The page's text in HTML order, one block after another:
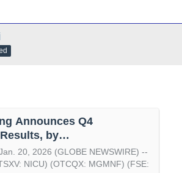
Announces Q4
by
20, 2026 (GLOBE NEWSWIRE) --
NICU) (OTCQX: MGMNF) (FSE: